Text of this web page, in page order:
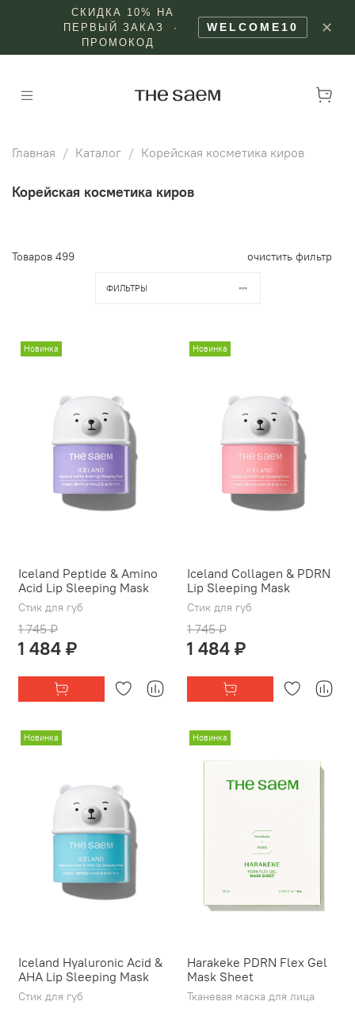
СКИДКА 10% НА
ПЕРВЫЙ ЗАКАЗ ·
ПРОМОКОД
WELCOME10 ✕
Главная Каталог Корейская косметика киров
Корейская косметика киров
Товаров 499 очистить фильтр
ФИЛЬТРЫ
Новинка
Iceland Peptide & Amino
Acid Lip Sleeping Mask
Стик для губ
1 745 ₽
1 484 ₽
Новинка
Iceland Collagen & PDRN
Lip Sleeping Mask
Стик для губ
1 745 ₽
1 484 ₽
Новинка
Iceland Hyaluronic Acid &
AHA Lip Sleeping Mask
Стик для губ
Новинка
Harakeke PDRN Flex Gel
Mask Sheet
Тканевая маска для лица